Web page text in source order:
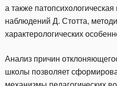
а также
наблюдений Д. Стотта,
характерологических
Анализ причин
школы позволяет